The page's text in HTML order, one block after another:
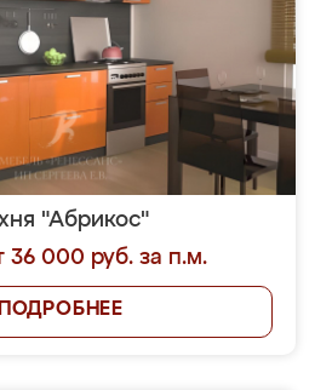
"Абрикос"
36 000 руб. за п.м.
ПОДРОБНЕЕ